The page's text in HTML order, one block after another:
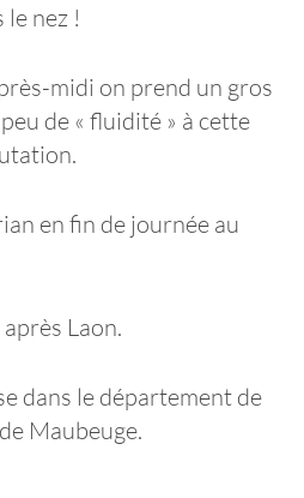
nez !
midi on prend un gros
de « fluidité » à cette
en fin de journée au
Laon.
dans le département de
Maubeuge.